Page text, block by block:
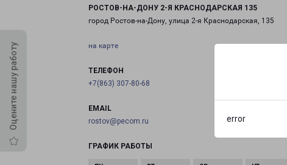
error
Оцените нашу работу
РОСТОВ-НА-ДОНУ 2-Я КРАСНОДАРСКАЯ 135
город Ростов-на-Дону, улица 2-я Краснодарская, 135
на карте
ТЕЛЕФОН
+7(863) 307-80-68
EMAIL
rostov@pecom.ru
ГРАФИК РАБОТЫ